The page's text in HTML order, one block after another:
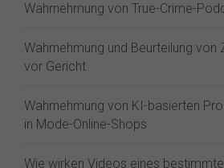
Wahrnehmung von True-Crime-
Wahrnehmung und Beurteilung von
vor Gericht
Wahrnehmung von KI-basierten
in Mode-Online-Shops
Wie wirken Videos eines